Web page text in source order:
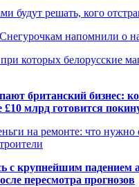
будут решать, кого
напомнили о
которых белорусские
британский бизнес:
£10 млрд готовится
на ремонте: что нужно
с крупнейшим падением
пересмотра прогнозов